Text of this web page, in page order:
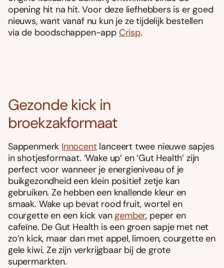
opening hit na hit. Voor deze liefhebbers is er goed
nieuws, want vanaf nu kun je ze tijdelijk bestellen
via de boodschappen-app Crisp.
Gezonde kick in
broekzakformaat
Sappenmerk Innocentlanceert twee nieuwe sapjes
in shotjesformaat. ‘Wake up’ en ‘Gut Health’ zijn
perfect voor wanneer je energieniveau of je
buikgezondheid een klein positief zetje kan
gebruiken. Ze hebben een knallende kleur en
smaak. Wake up bevat rood fruit, wortel en
courgette en een kick van gember, peper en
cafeïne. De Gut Health is een groen sapje met net
zo’n kick, maar dan met appel, limoen, courgette en
gele kiwi. Ze zijn verkrijgbaar bij de grote
supermarkten.